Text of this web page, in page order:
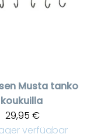
Musta tanko
koukuilla
29,95 €
verfügbar